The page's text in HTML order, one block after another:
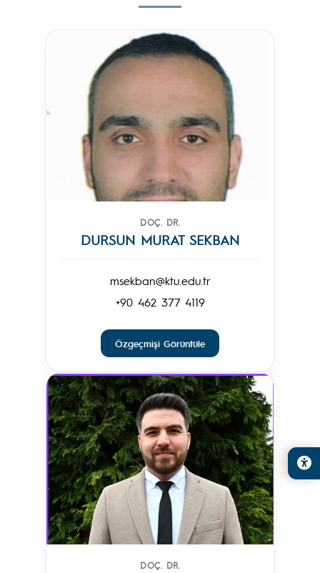
DOÇ. DR.
DURSUN MURAT SEKBAN
msekban@ktu.edu.tr
+90 462 377 4119
Özgeçmişi Görüntüle
DOÇ. DR.